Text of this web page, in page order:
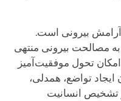
آرامش بیرونی است.
مصالحت بیرونی منتهی
تحول موفقیت‌آمیز
تواضع، همدلی،
انسانیت